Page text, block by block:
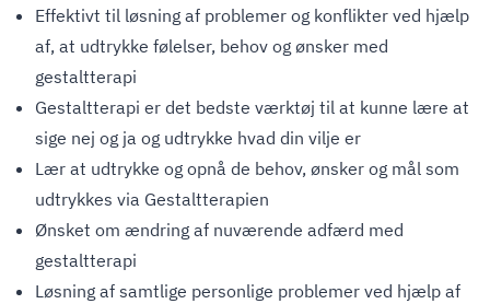
Effektivt til løsning af problemer og konflikter ved hjælp
af, at udtrykke følelser, behov og ønsker med
gestaltterapi
Gestaltterapi er det bedste værktøj til at kunne lære at
sige nej og ja og udtrykke hvad din vilje er
Lær at udtrykke og opnå de behov, ønsker og mål som
udtrykkes via Gestaltterapien
Ønsket om ændring af nuværende adfærd med
gestaltterapi
Løsning af samtlige personlige problemer ved hjælp af